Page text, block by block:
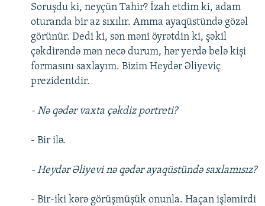
Soruşdu ki, neyçün Tahir? İzah etdim ki, adam
oturanda bir az sıxılır. Amma ayaqüstündə gözəl
görünür. Dedi ki, sən məni öyrətdin ki, şəkil
çəkdirəndə mən necə durum, hər yerdə belə kişi
formasını saxlayım. Bizim Heydər Əliyeviç
prezidentdir.
- Nə qədər vaxta çəkdiz portreti?
- Bir ilə.
- Heydər Əliyevi nə qədər ayaqüstündə saxlamısız?
- Bir-iki kərə görüşmüşük onunla. Haçan işləmirdi